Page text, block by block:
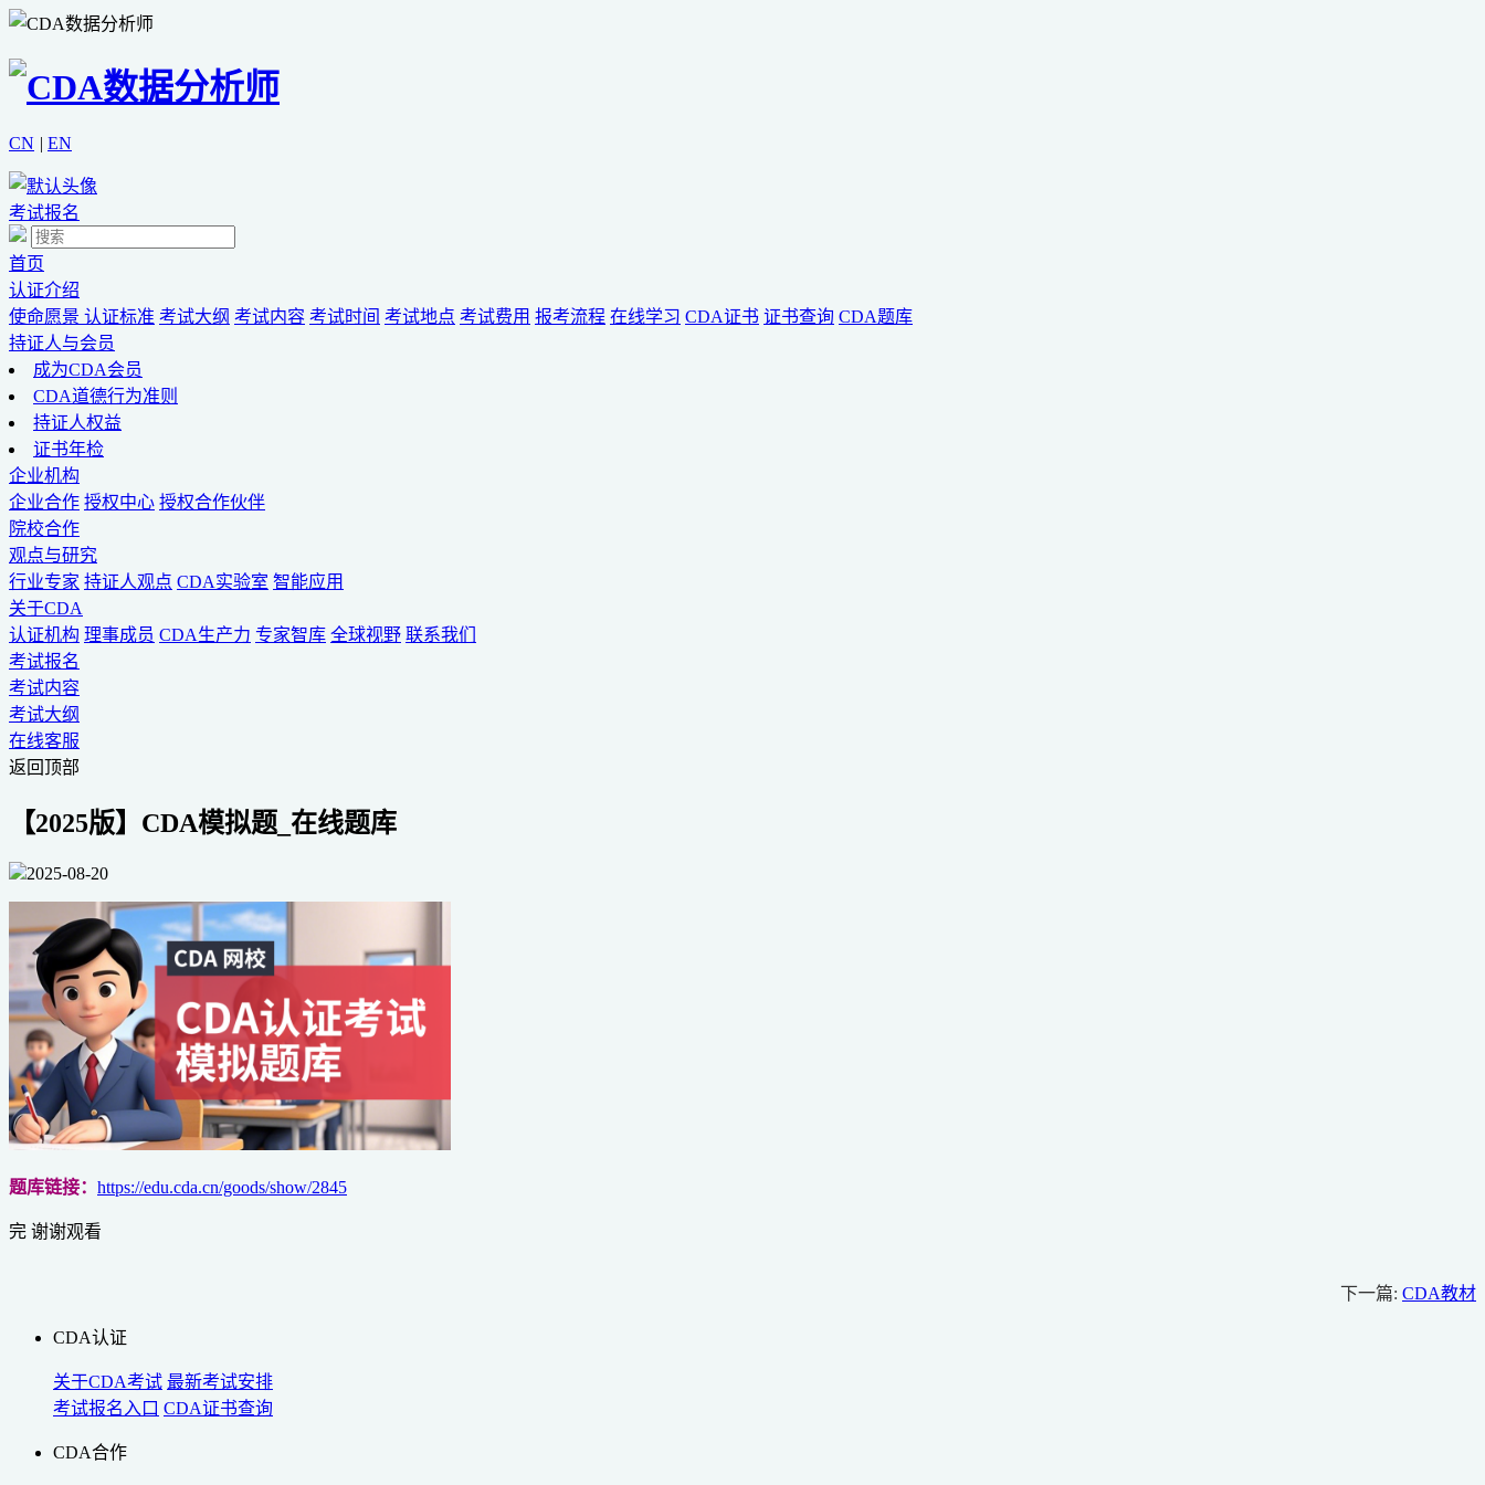
CN | EN
考试报名
首页
认证介绍
使命愿景 认证标准 考试大纲 考试内容 考试时间 考试地点 考试费用 报考流程 在线学习 CDA证书 证书查询 CDA题库
持证人与会员
成为CDA会员
CDA道德行为准则
持证人权益
证书年检
企业机构
企业合作 授权中心 授权合作伙伴
院校合作
观点与研究
行业专家 持证人观点 CDA实验室 智能应用
关于CDA
认证机构 理事成员 CDA生产力 专家智库 全球视野 联系我们
考试报名
考试内容
考试大纲
在线客服
返回顶部
【2025版】CDA模拟题_在线题库
2025-08-20
题库链接： https://edu.cda.cn/goods/show/2845
完 谢谢观看
下一篇: CDA教材
CDA认证
关于CDA考试 最新考试安排
考试报名入口 CDA证书查询
CDA合作